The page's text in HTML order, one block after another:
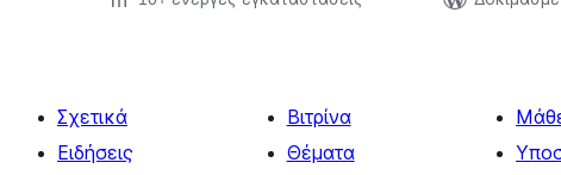
Σχετικά
Ειδήσεις
Βιτρίνα
Θέματα